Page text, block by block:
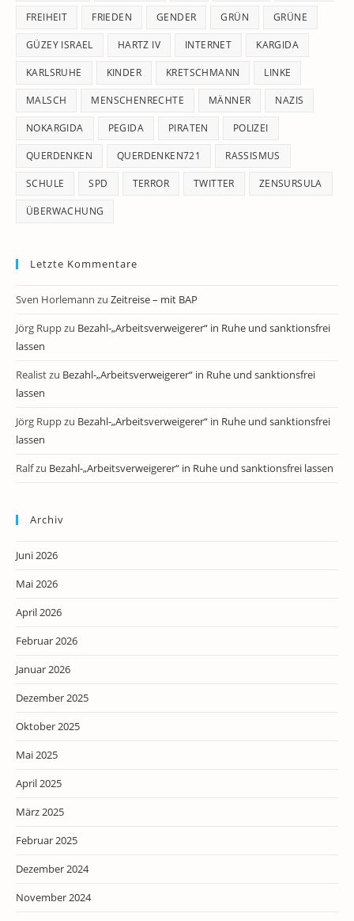
FREIHEIT FRIEDEN GENDER GRÜN GRÜNE
GÜZEY ISRAEL HARTZ IV INTERNET KARGIDA
KARLSRUHE KINDER KRETSCHMANN LINKE
MALSCH MENSCHENRECHTE MÄNNER NAZIS
NOKARGIDA PEGIDA PIRATEN POLIZEI
QUERDENKEN QUERDENKEN721 RASSISMUS
SCHULE SPD TERROR TWITTER ZENSURSULA
ÜBERWACHUNG
Letzte Kommentare
Sven Horlemann zu Zeitreise – mit BAP
Jörg Ruppzu Bezahl-„Arbeitsverweigerer“ in Ruhe und sanktionsfrei
lassen
Realistzu Bezahl-„Arbeitsverweigerer“ in Ruhe und sanktionsfrei
lassen
Jörg Ruppzu Bezahl-„Arbeitsverweigerer“ in Ruhe und sanktionsfrei
lassen
Ralfzu Bezahl-„Arbeitsverweigerer“ in Ruhe und sanktionsfrei lassen
Archiv
Juni 2026
Mai 2026
April 2026
Februar 2026
Januar 2026
Dezember 2025
Oktober 2025
Mai 2025
April 2025
März 2025
Februar 2025
Dezember 2024
November 2024